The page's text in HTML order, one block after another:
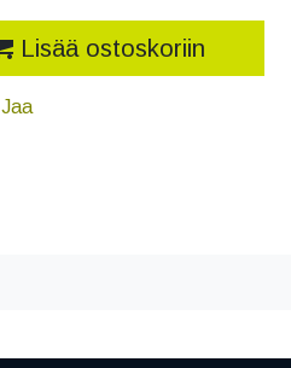
Lisää ostoskoriin
Jaa